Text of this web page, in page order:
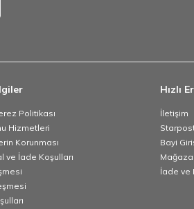
Politikası
Hizmetleri
Korunması
ve İade Koşulları
Hızlı
İletişim
Bayi
İade ve